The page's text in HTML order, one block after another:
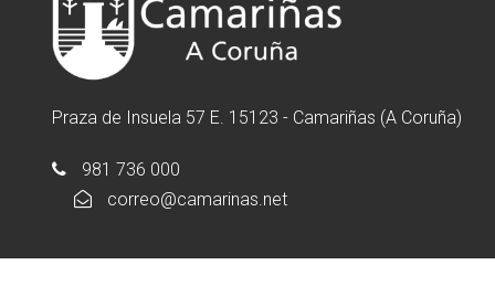
Praza de Insuela 57 E. 15123 - Camariñas (A Coruña)
981 736 000
correo@camarinas.net